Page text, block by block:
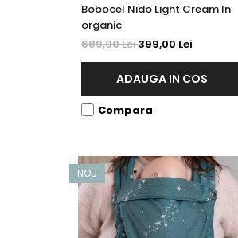
Bobocel Nido Light Cream In
organic
689,00 Lei399,00 Lei
ADAUGA IN COS
Compara
NOU